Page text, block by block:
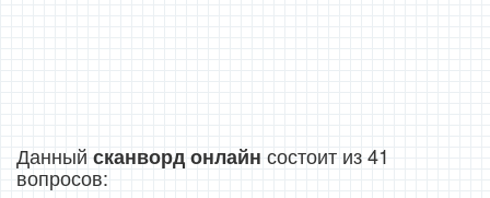
Данный сканворд онлайн состоит из 41
вопросов: